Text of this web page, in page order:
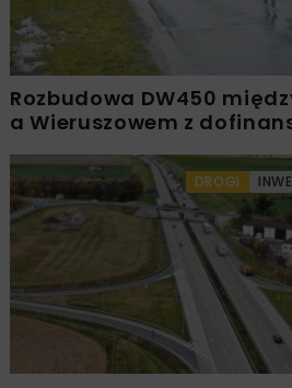
Rozbudowa DW450
a Wieruszowem z
DROGI